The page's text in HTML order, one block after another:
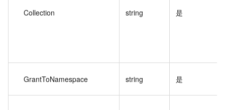
Collection string 是
GrantToNamespace string 是